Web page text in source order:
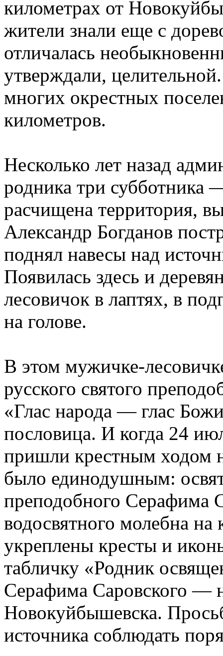
километрах от
жители знали еще с
отличалась
утверждали,
многих окрестных
километров.
Несколько лет назад
родника три субботника
расчищена территория,
Александр Богданов
поднял навесы над
Появилась здесь и
лесовичок в лаптях, в
на голове.
В этом мужичке-
русского святого
«Глас народа — глас
пословица. И когда 24
пришли крестным ходом
было единодушным:
преподобного Серафима
водосвятного молебна на
укреплены кресты и
табличку «Родник
Серафима Саровского —
Новокуйбышевска.
источника соблюдать